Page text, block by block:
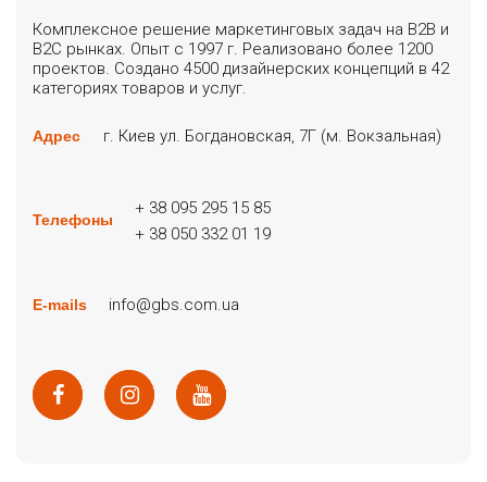
Комплексное решение маркетинговых задач на B2B и
B2C рынках. Опыт с 1997 г. Реализовано более 1200
проектов. Создано 4500 дизайнерских концепций в 42
категориях товаров и услуг.
Адрес г. Киев ул. Богдановская, 7Г (м. Вокзальная)
Телефоны
+ 38 095 295 15 85
+ 38 050 332 01 19
E-mails info@gbs.com.ua